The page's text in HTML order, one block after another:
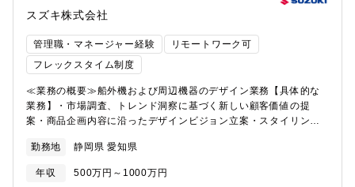
拠点：本社・就業時間：8:45~17:30・フレックス適用：有・在宅
勤務利用状況：業務によって調整可≪入社後の教育体制/フォロー
体制≫本社（浜松）四輪デザイン部エクステリア課もしくはイン
テリア課へ配属となります。入社後の導入教育や内外装デザイン
の短期間の教育プログラムを用意しております。導入教育後は四
輪車エクステリア、もしくはインテリアのデザインチームに所属
いただき、量産開発において即戦力としての活躍を期待します。
適性を見極めてエクステリア、インテリアの配属を決めさせてい
ただきますが、希望がありましたら考慮いたします。また経験値
や後進の育成能力に応じて、開発責任者（リーダー）を担ってい
に会社の定めるデザイン拠点に配置転換の可能性あり≪キャリア
スズキ株式会社
管理職・マネージャー経験
リモートワーク可
フレックスタイム制度
≪業務の概要≫船外機および周辺機器のデザイン業務【具体的な
業務】・市場調査、トレンド洞察に基づく新しい顧客価値の提
案・商品企画内容に沿ったデザインビジョン立案・スタイリング
クト管理先行開発、及び量産車開発において、エクステリア/イン
テリアの境界のないデザイナーとしてアイデアスケッチ提案、デ
ザインモデルへの指示、量産化に向けた関係部門との交渉等、一
勤務地 静岡県 愛知県
年収 500万円～1000万円